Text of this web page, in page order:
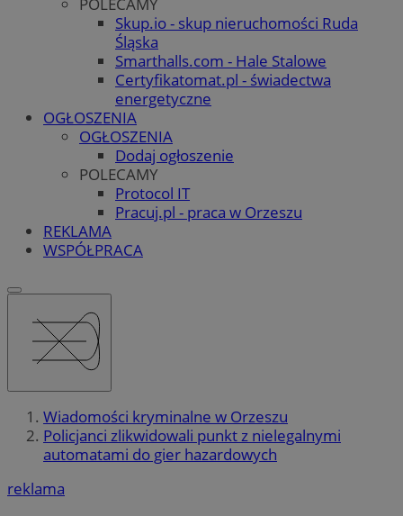
Skup.io - skup nieruchomości Ruda
Śląska
Smarthalls.com - Hale Stalowe
Certyfikatomat.pl - świadectwa
energetyczne
OGŁOSZENIA
OGŁOSZENIA
Dodaj ogłoszenie
POLECAMY
Protocol IT
Pracuj.pl - praca w Orzeszu
REKLAMA
WSPÓŁPRACA
Wiadomości kryminalne w Orzeszu
Policjanci zlikwidowali punkt z nielegalnymi
automatami do gier hazardowych
reklama